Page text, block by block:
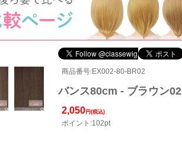
商品番号:EX002-80-BR02
バンス80cm - ブラウン02
2,050 円(税込)
ポイント:102pt